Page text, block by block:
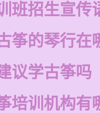
班招生宣传
筝的琴行在
议学古筝吗
培训机构有